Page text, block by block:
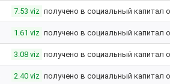
7.53 viz получено в социальный капитал
1.61 viz получено в социальный капитал
3.08 viz получено в социальный капитал
2.40 viz получено в социальный капитал